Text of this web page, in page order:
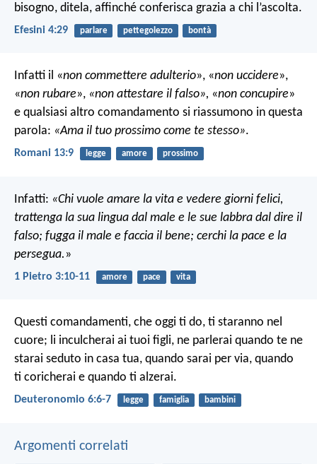
bisogno, ditela, affinché conferisca grazia a chi l’ascolta.
Efesini 4:29 parlare pettegolezzo bontà
Infatti il «non commettere adulterio», «non uccidere»,
«non rubare», «non attestare il falso», «non concupire»
e qualsiasi altro comandamento si riassumono in questa
parola: «Ama il tuo prossimo come te stesso».
Romani 13:9 legge amore prossimo
Infatti: «Chi vuole amare la vita e vedere giorni felici,
trattenga la sua lingua dal male e le sue labbra dal dire il
falso; fugga il male e faccia il bene; cerchi la pace e la
persegua. »
1 Pietro 3:10-11 amore pace vita
Questi comandamenti, che oggi ti do, ti staranno nel
cuore; li inculcherai ai tuoi figli, ne parlerai quando te ne
starai seduto in casa tua, quando sarai per via, quando
ti coricherai e quando ti alzerai.
Deuteronomio 6:6-7 legge famiglia bambini
Argomenti correlati